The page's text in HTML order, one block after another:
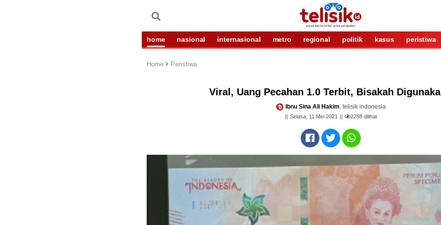
home nasional internasional metro regional politik kasus peristiwa
Home Peristiwa
Viral, Uang Pecahan 1.0 Terbit, Bisakah
Ibnu Sina Ali Hakim, telisik indonesia
Selasa, 11 Mei 2021 2288dilihat